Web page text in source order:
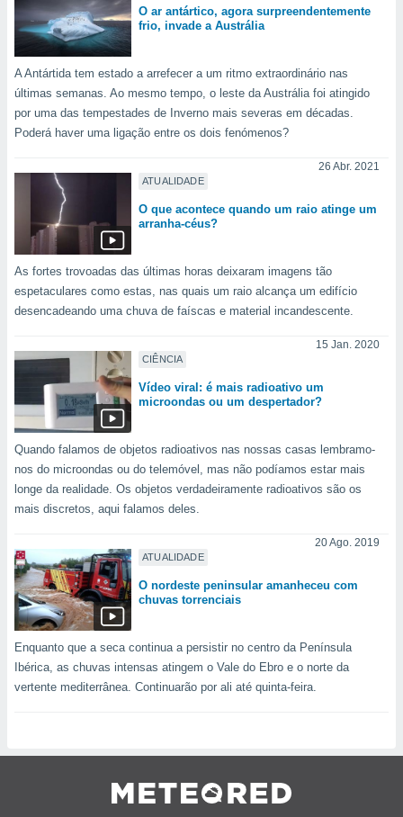
O ar antártico, agora surpreendentemente
frio, invade a Austrália
A Antártida tem estado a arrefecer a um ritmo extraordinário nas
últimas semanas. Ao mesmo tempo, o leste da Austrália foi atingido
por uma das tempestades de Inverno mais severas em décadas.
Poderá haver uma ligação entre os dois fenómenos?
ATUALIDADE
26 Abr. 2021
O que acontece quando um raio atinge um
arranha-céus?
As fortes trovoadas das últimas horas deixaram imagens tão
espetaculares como estas, nas quais um raio alcança um edifício
desencadeando uma chuva de faíscas e material incandescente.
CIÊNCIA
15 Jan. 2020
Vídeo viral: é mais radioativo um
microondas ou um despertador?
Quando falamos de objetos radioativos nas nossas casas lembramo-
nos do microondas ou do telemóvel, mas não podíamos estar mais
longe da realidade. Os objetos verdadeiramente radioativos são os
mais discretos, aqui falamos deles.
ATUALIDADE
20 Ago. 2019
O nordeste peninsular amanheceu com
chuvas torrenciais
Enquanto que a seca continua a persistir no centro da Península
Ibérica, as chuvas intensas atingem o Vale do Ebro e o norte da
vertente mediterrânea. Continuarão por ali até quinta-feira.